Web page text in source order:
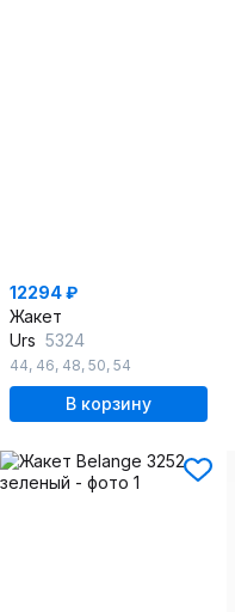
12294 ₽
Жакет
Urs 5324
44, 46, 48, 50, 54
В корзину